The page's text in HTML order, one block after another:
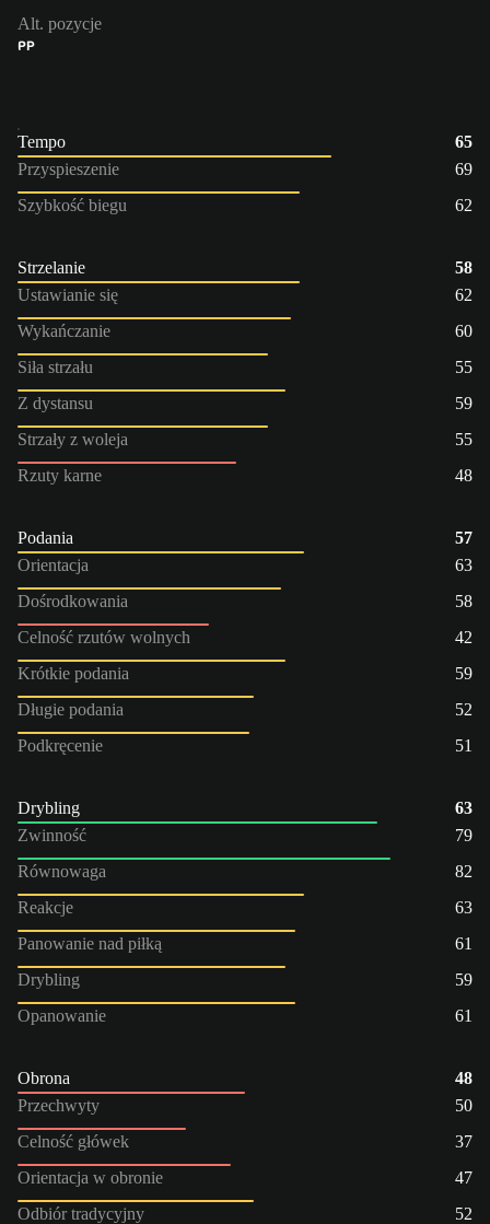
Alt. pozycje
PP
Tempo
65
Przyspieszenie
69
Szybkość biegu
62
Strzelanie
58
Ustawianie się
62
Wykańczanie
60
Siła strzału
55
Z dystansu
59
Strzały z woleja
55
Rzuty karne
48
Podania
57
Orientacja
63
Dośrodkowania
58
Celność rzutów wolnych
42
Krótkie podania
59
Długie podania
52
Podkręcenie
51
Drybling
63
Zwinność
79
Równowaga
82
Reakcje
63
Panowanie nad piłką
61
Drybling
59
Opanowanie
61
Obrona
48
Przechwyty
50
Celność główek
37
Orientacja w obronie
47
Odbiór tradycyjny
52